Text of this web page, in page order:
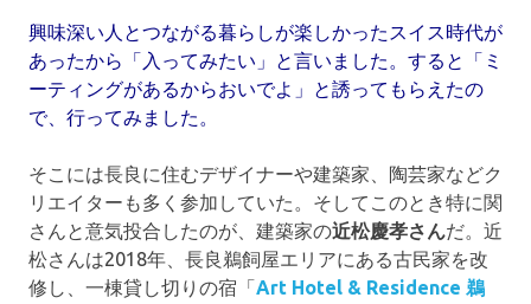
興味深い人とつながる暮らしが楽しかったスイス時代が
あったから「入ってみたい」と言いました。すると「ミ
ーティングがあるからおいでよ」と誘ってもらえたの
で、行ってみました。
そこには長良に住むデザイナーや建築家、陶芸家などク
リエイターも多く参加していた。そしてこのとき特に関
さんと意気投合したのが、建築家の近松慶孝さんだ。近
松さんは2018年、長良鵜飼屋エリアにある古民家を改
修し、一棟貸し切りの宿「Art Hotel & Residence 鵜